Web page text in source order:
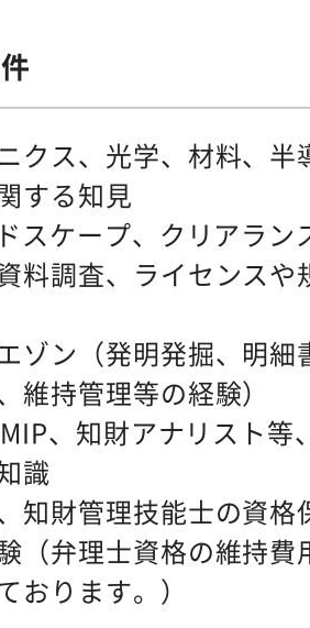
クス、光学、材料、
する知見
スケープ、クリアラ
料調査、ライセンス
ゾン（発明発掘、明
維持管理等の経験）
MIP、知財アナリスト
識
知財管理技能士の資
（弁理士資格の維持
おります。）